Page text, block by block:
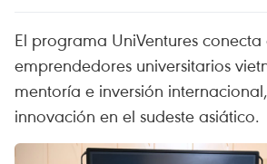
El programa UniVentures conecta
emprendedores universitarios
mentoría e inversión
innovación en el sudeste asiático.